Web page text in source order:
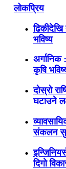
लोकप्रिय
ढिकीदेखि
भविष्य
अर्गानिक
कृषि
दोस्रो
घटाउने
संकलन
दिगो